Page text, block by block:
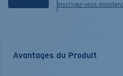
Inscrivez-vous
Avantages du Produit